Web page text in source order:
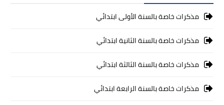
مذكرات خاصة بالسنة الأولى ابتدائي
مذكرات خاصة بالسنة الثانية ابتدائي
مذكرات خاصة بالسنة الثالثة ابتدائي
مذكرات خاصة بالسنة الرابعة ابتدائي